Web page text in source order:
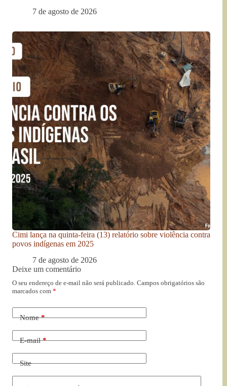
7 de agosto de 2026
Cimi lança na quinta-feira (13) relatório sobre violência contra
povos indígenas em 2025
7 de agosto de 2026
Deixe um comentário
O seu endereço de e-mail não será publicado. Campos obrigatórios são
marcados com *
Nome*
E-mail*
Site